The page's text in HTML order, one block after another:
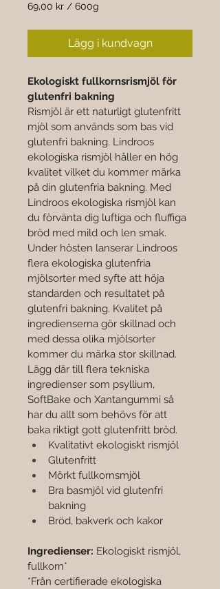
69,00 kr / 600g
per
gram
Lägg i kundvagn
Ekologiskt fullkornsrismjöl för
glutenfri bakning
Rismjöl är ett naturligt glutenfritt
mjöl som används som bas vid
glutenfri bakning. Lindroos
ekologiska rismjöl håller en hög
kvalitet vilket du kommer märka
på din glutenfria bakning. Med
Lindroos ekologiska rismjöl kan
du förvänta dig luftiga och fluffiga
bröd med mild och len smak.
Under hösten lanserar Lindroos
flera ekologiska glutenfria
mjölsorter med syfte att höja
standarden och resultatet på
glutenfri bakning. Kvalitet på
ingredienserna gör skillnad och
med dessa olika mjölsorter
kommer du märka stor skillnad.
Lägg där till flera tekniska
ingredienser som psyllium,
SoftBake och Xantangummi så
har du allt som behövs för att
baka riktigt gott glutenfritt bröd.
Kvalitativt ekologiskt rismjöl
Glutenfritt
Mörkt fullkornsmjöl
Bra basmjöl vid glutenfri
bakning
Bröd, bakverk och kakor
Ingredienser: Ekologiskt rismjöl,
fullkorn*
*Från certifierade ekologiska